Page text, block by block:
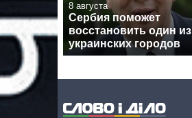
8 августа
Сербия поможет
восстановить один из
украинских городов